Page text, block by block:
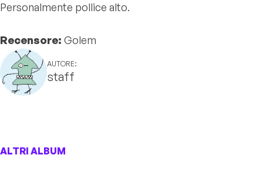
Personalmente pollice alto.
Recensore: Golem
AUTORE:
staff
ALTRI ALBUM